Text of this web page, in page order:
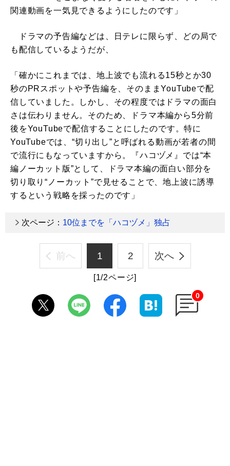
関連動画を一気見できるようにしたのです」
ドラマの予告編などは、日テレに限らず、どの局で
も配信しているようだが、
「確かにこれまでは、地上波でも流れる15秒とか30
秒のPRスポットや予告編を、そのままYouTubeで配
信していました。しかし、その程度ではドラマの面白
さは伝わりません。そのため、ドラマ本編から5分前
後をYouTubeで配信することにしたのです。特に
YouTubeでは、“切り出し”と呼ばれる動画が若者の間
で流行にもなっていますから。『ハコヅメ』では“本
編ノーカット版”として、ドラマ本編の面白い部分を
切り取り“ノーカット”で見せることで、地上波に誘導
するという戦略を採ったのです」
次ページ： 10位までを「ハコヅメ」独占
前へ 1 2 次へ
[1/2ページ]
0